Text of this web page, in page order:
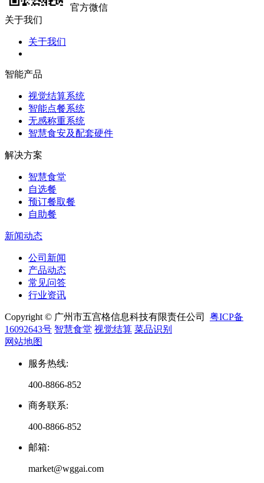
官方微信
关于我们
关于我们
智能产品
视觉结算系统
智能点餐系统
无感称重系统
智慧食安及配套硬件
解决方案
智慧食堂
自选餐
预订餐取餐
自助餐
新闻动态
公司新闻
产品动态
常见问答
行业资讯
Copyright © 广州市五宫格信息科技有限责任公司 粤ICP备
16092643号 智慧食堂 视觉结算 菜品识别
网站地图
服务热线:
400-8866-852
商务联系:
400-8866-852
邮箱:
market@wggai.com